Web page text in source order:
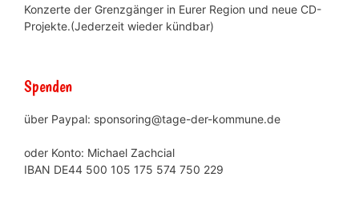
Konzerte der Grenzgänger in Eurer Region und neue CD-
Projekte.(Jederzeit wieder kündbar)
Spenden
über Paypal: sponsoring@tage-der-kommune.de
oder Konto: Michael Zachcial
IBAN DE44 500 105 175 574 750 229